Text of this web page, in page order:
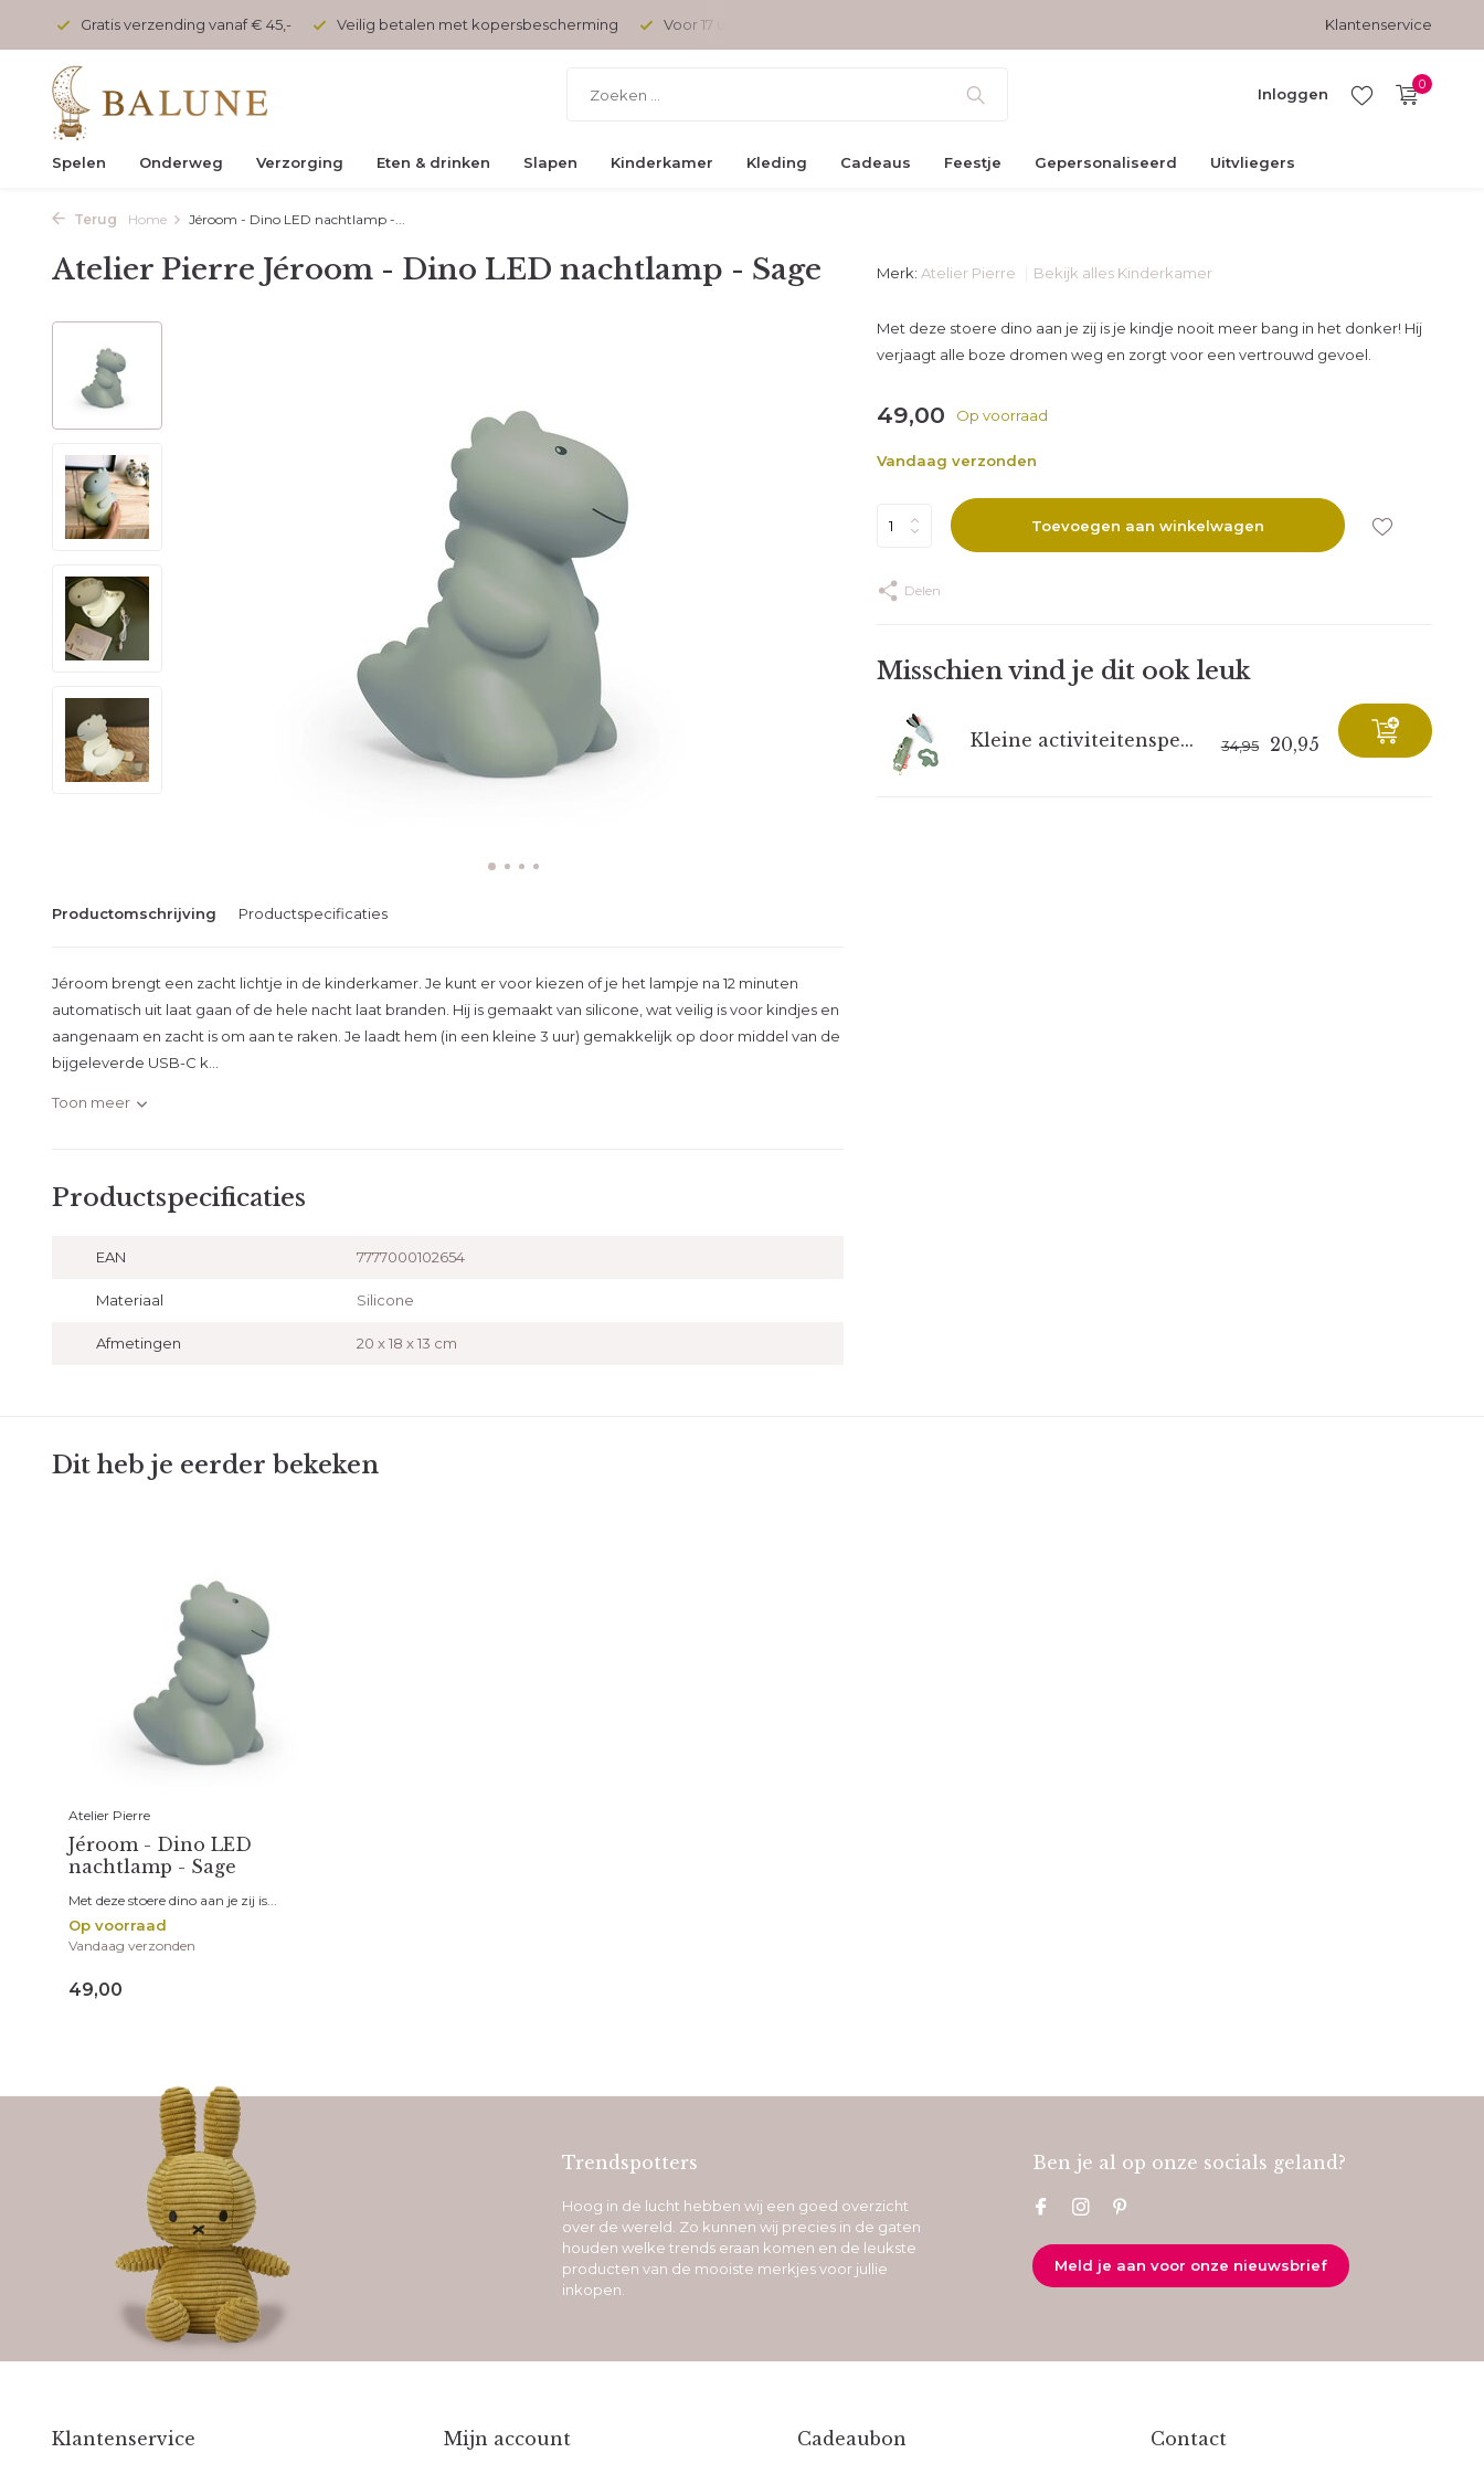
Gratis verzending vanaf € 45,- Veilig betalen met kopersbescherming Voor 17 uur besteld, vandaag verzonden Veilig betalen met
Klantenservice
Inloggen
0
Spelen Onderweg Verzorging Eten & drinken Slapen Kinderkamer Kleding Cadeaus Feestje Gepersonaliseerd Uitvliegers
Terug Home Jéroom - Dino LED nachtlamp -...
Atelier Pierre Jéroom - Dino LED nachtlamp - Sage
Productomschrijving Productspecificaties
Jéroom brengt een zacht lichtje in de kinderkamer. Je kunt er voor kiezen of je het lampje na 12 minuten
automatisch uit laat gaan of de hele nacht laat branden. Hij is gemaakt van silicone, wat veilig is voor kindjes en
aangenaam en zacht is om aan te raken. Je laadt hem (in een kleine 3 uur) gemakkelijk op door middel van de
bijgeleverde USB-C k...
Toon meer
Productspecificaties
EAN 7777000102654
Materiaal Silicone
Afmetingen 20 x 18 x 13 cm
Merk: Atelier Pierre Bekijk alles Kinderkamer
Met deze stoere dino aan je zij is je kindje nooit meer bang in het donker! Hij
verjaagt alle boze dromen weg en zorgt voor een vertrouwd gevoel.
49,00 Op voorraad
Vandaag verzonden
Toevoegen aan winkelwagen
Delen
Misschien vind je dit ook leuk
Kleine activiteitenspe... 34,95 20,95
Dit heb je eerder bekeken
Atelier Pierre
Jéroom - Dino LED
nachtlamp - Sage
Met deze stoere dino aan je zij is...
Op voorraad
Vandaag verzonden
49,00
Trendspotters
Hoog in de lucht hebben wij een goed overzicht
over de wereld. Zo kunnen wij precies in de gaten
houden welke trends eraan komen en de leukste
producten van de mooiste merkjes voor jullie
inkopen.
Ben je al op onze socials geland?
Meld je aan voor onze nieuwsbrief
Klantenservice Mijn account Cadeaubon Contact